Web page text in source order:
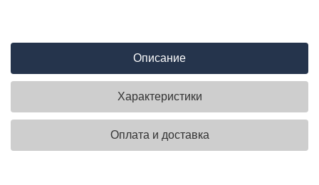
Описание
Характеристики
Оплата и доставка